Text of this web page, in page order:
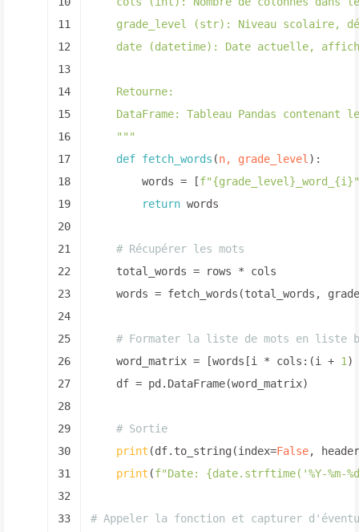
11
12
13
14
15
16
17
18
19
20
21
22
23
24
25
26
27
28
29
30
31
32
33
grade_level (str): Niveau scolaire,
date (datetime): Date actuelle,
    Retourne:
DataFrame: Tableau Pandas contenant
    """
def fetch_words (n, grade_level ):
        words = [
f"{grade_level} _word_ {i}"
return words
# Récupérer les mots
    total_words = rows * cols
words = fetch_words(total_words,
# Formater la liste de mots en liste
    word_matrix = [words[i * cols:(i +
1 )
    df = pd.DataFrame(word_matrix)
# Sortie
print (df.to_string(index=False,
print (f"Date: {date.strftime( '%Y-%m-
# Appeler la fonction et capturer